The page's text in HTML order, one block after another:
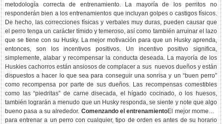
metodología correcta de entrenamiento. La mayoría de los perritos no
responderán bien a los entrenamientos que incluyan golpes o castigos físicos.
De hecho, las correcciones físicas y verbales muy duras, pueden causar que
el perro tenga un carácter tímido y temeroso, así como también arruinar el lazo
que se tiene con su Husky. La mejor motivación para que un Husky aprenda,
entonces, son los incentivos positivos. Un incentivo positivo significa,
simplemente, alabar y recompensar la conducta deseada. La mayoría de los
Huskies cachorros están ansiosos de complacer a sus nuevos dueños y están
dispuestos a hacer lo que sea para conseguir una sonrisa y un “buen perro”
como recompensa por parte de sus dueños. Las recompensas comestibles
como las “piedritas” de carne disecada, el hígado cocinado, o los huesos,
también lograrán a menudo que un Husky responda, se siente y note que algo
bueno pasa a su alrededor. Comenzando el entrenamientoEl mejor momento
para entrenar a un perro con cualquier, tipo de orden es antes de su horario